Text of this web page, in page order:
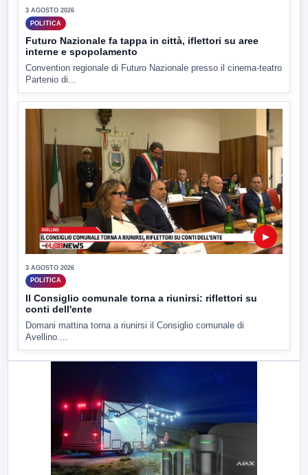
3 AGOSTO 2026
POLITICA
Futuro Nazionale fa tappa in città, iflettori su aree
interne e spopolamento
Convention regionale di Futuro Nazionale presso il cinema-teatro
Partenio di...
▶
3 AGOSTO 2026
POLITICA
Il Consiglio comunale torna a riunirsi: riflettori su
conti dell'ente
Domani mattina torna a riunirsi il Consiglio comunale di
Avellino....